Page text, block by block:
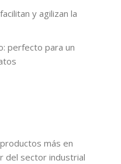
y agilizan la
perfecto para un
más en
del sector industrial